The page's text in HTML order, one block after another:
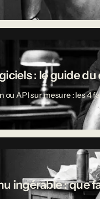
: le guide
API sur mesure : les 4
ingérable : que